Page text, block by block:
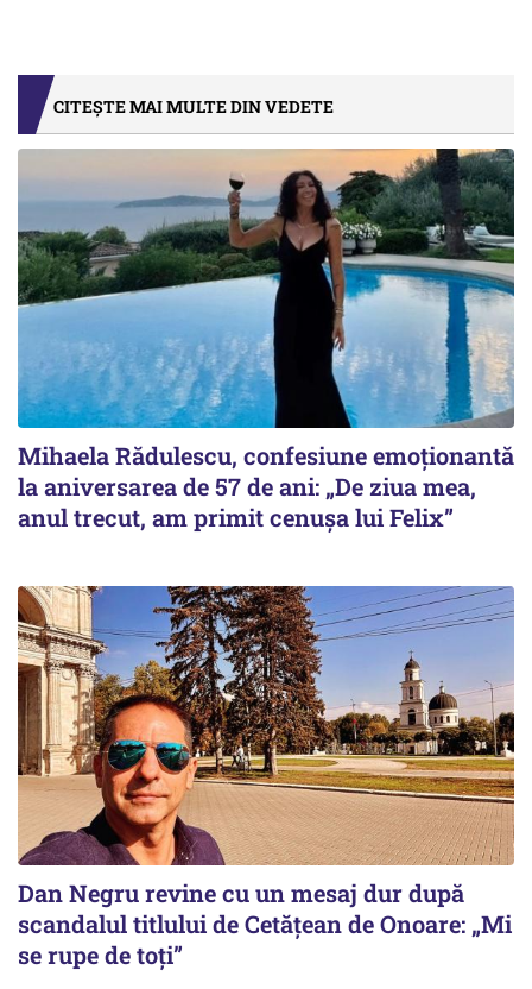
CITEȘTE MAI MULTE DIN VEDETE
Mihaela Rădulescu, confesiune emoționantă
la aniversarea de 57 de ani: „De ziua mea,
anul trecut, am primit cenușa lui Felix”
Dan Negru revine cu un mesaj dur după
scandalul titlului de Cetățean de Onoare: „Mi
se rupe de toți”